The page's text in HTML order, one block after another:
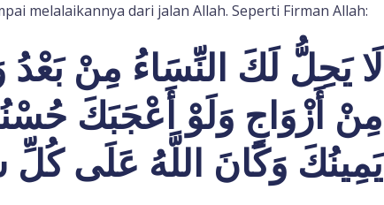
melalaikannya dari jalan Allah. Seperti Firman Allah:
لَا يَحِلُّ لَكَ النِّسَاءُ مِنْ بَعْدُ
مِنْ أَزْوَاجٍ وَلَوْ أَعْجَبَكَ
يَمِينُكَ وَكَانَ اللَّهُ عَلَى كُلِّ